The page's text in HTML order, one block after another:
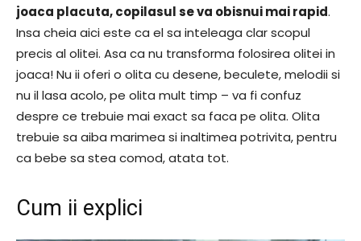
joaca placuta, copilasul se va obisnui mai rapid.
Insa cheia aici este ca el sa inteleaga clar scopul
precis al olitei. Asa ca nu transforma folosirea olitei in
joaca! Nu ii oferi o olita cu desene, beculete, melodii si
nu il lasa acolo, pe olita mult timp – va fi confuz
despre ce trebuie mai exact sa faca pe olita. Olita
trebuie sa aiba marimea si inaltimea potrivita, pentru
ca bebe sa stea comod, atata tot.
Cum ii explici